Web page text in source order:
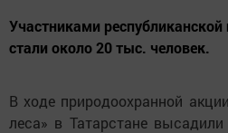
Участниками
стали около 20 тыс. человек.
В ходе природоохранной
леса» в Татарстане